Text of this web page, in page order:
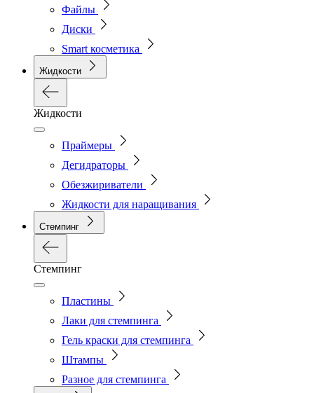
Файлы
Диски
Smart косметика
Жидкости
Жидкости
Праймеры
Дегидраторы
Обезжириватели
Жидкости для наращивания
Стемпинг
Стемпинг
Пластины
Лаки для стемпинга
Гель краски для стемпинга
Штампы
Разное для стемпинга